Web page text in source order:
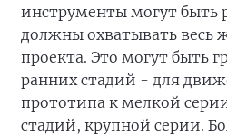
инструменты могут быть
должны охватывать весь
проекта. Это могут быть
ранних стадий - для
прототипа к мелкой
стадий, крупной серии.